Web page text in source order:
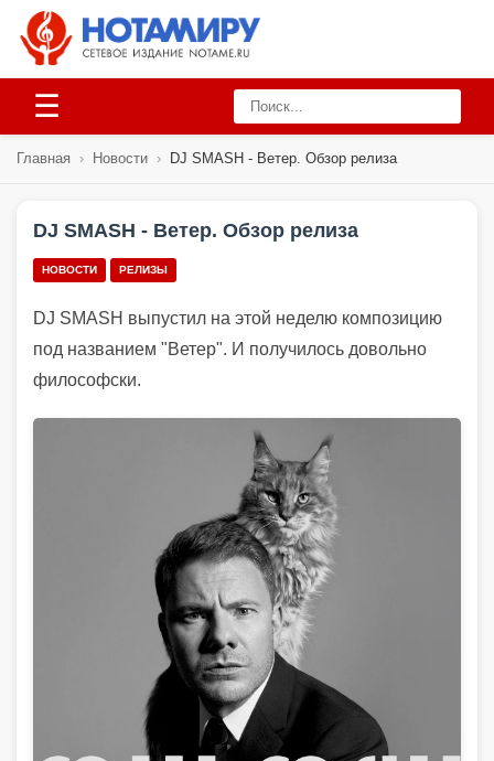
☰
Главная › Новости › DJ SMASH - Ветер. Обзор релиза
DJ SMASH - Ветер. Обзор релиза
НОВОСТИ РЕЛИЗЫ
DJ SMASH выпустил на этой неделю композицию
под названием "Ветер". И получилось довольно
философски.